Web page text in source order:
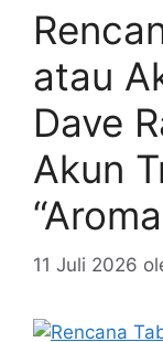
atau
Dave
Akun
11 Juli 2026